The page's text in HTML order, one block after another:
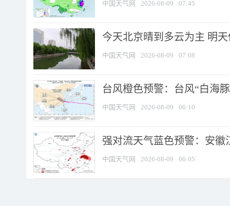
中国天气网 2026-08-09 07:45
今天北京晴到多云为主 明
中国天气网 2026-08-09 07:08
台风橙色预警：台风“白海
中国天气网 2026-08-09 06:10
强对流天气蓝色预警：安徽
中国天气网 2026-08-09 06:05